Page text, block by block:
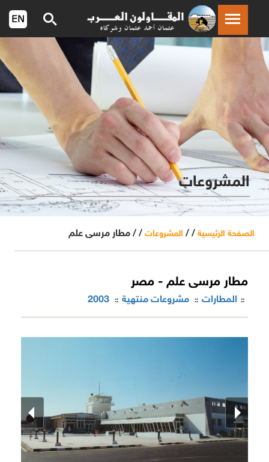
المشروعات
الصفحة الرئيسية / / المشروعات / / مطار مرسى علم
مطار مرسى علم - مصر
2003:: مشروعات منتهية:: المطارات ::